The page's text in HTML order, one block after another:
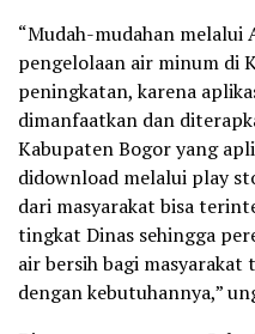
“Mudah-mudahan melalui
pengelolaan air minum di
peningkatan, karena
dimanfaatkan dan
Kabupaten Bogor yang
didownload melalui play
dari masyarakat bisa
tingkat Dinas sehingga
air bersih bagi masyarakat
dengan kebutuhannya,”